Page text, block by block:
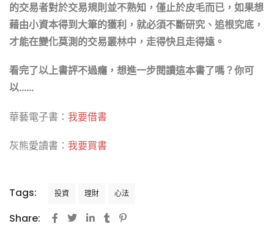
的交易者對於交易規則並不熟知，僅止於皮毛而已，如果想
藉由小資本得到大筆的獲利，就必須不斷研究、追根究底，
才能在變化莫測的交易叢林中，走得快且走得遠。
看完了以上書評不過癮，想進一步閱讀這本書了嗎？你可
以……
華藝電子書： 我要借書
灰熊愛讀書： 我要買書
Tags: 投資 理財 心法
Share: